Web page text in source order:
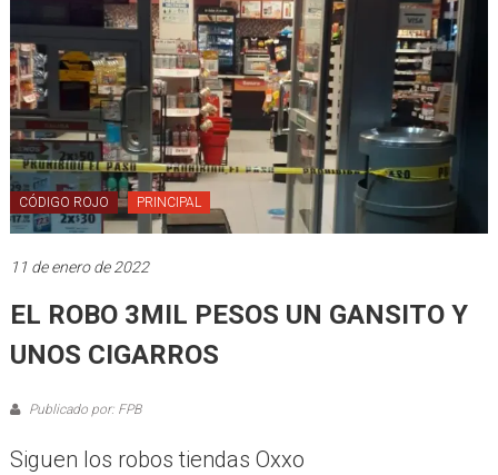
CÓDIGO ROJO PRINCIPAL
11 de enero de 2022
EL ROBO 3MIL PESOS UN GANSITO Y
UNOS CIGARROS
Publicado por: FPB
Siguen los robos tiendas Oxxo